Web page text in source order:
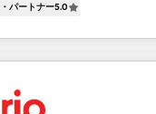
rationale with a
power of partnership.
for long-term success.
trusted partner in
for a reason. Their team
to the table,
They are
パートナー5.0